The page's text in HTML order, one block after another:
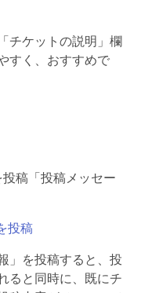
チケットの説明」欄
すく、おすすめで
稿「投稿メッセー
投稿
」を投稿すると、投
ると同時に、既にチ